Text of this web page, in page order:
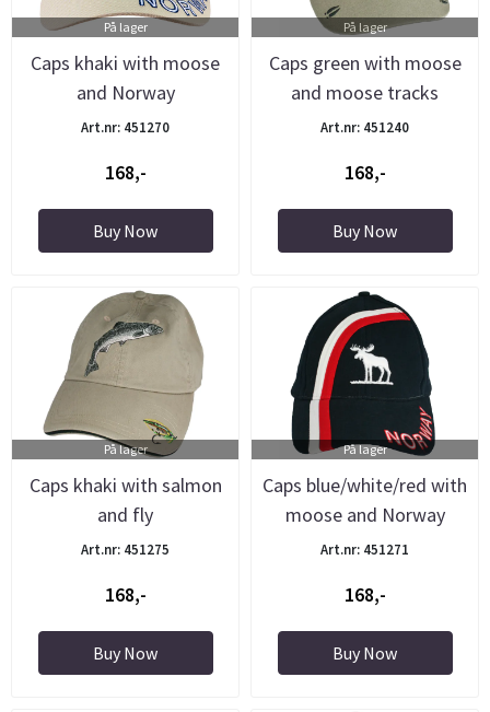
På lager
Caps khaki with moose
and Norway
Art.nr: 451270
168,-
Buy Now
På lager
Caps green with moose
and moose tracks
Art.nr: 451240
168,-
Buy Now
På lager
Caps khaki with salmon
and fly
Art.nr: 451275
168,-
Buy Now
På lager
Caps blue/white/red with
moose and Norway
Art.nr: 451271
168,-
Buy Now